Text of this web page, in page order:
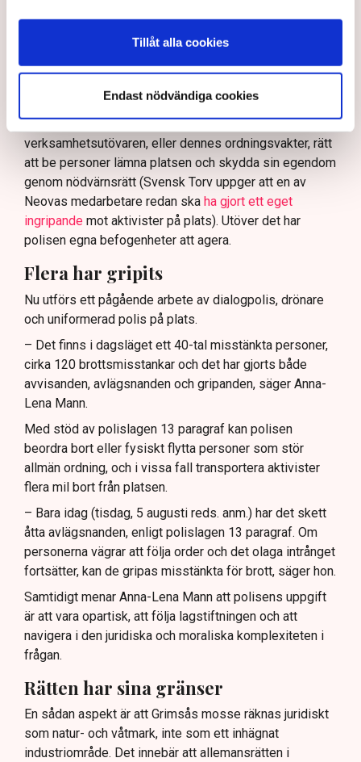
Tillåt alla cookies
Endast nödvändiga cookies
ha en tydligare skyldighet att skydda privat egendom
Nu svarar polisen på kritiken.
Enligt Anna-Lena Mann, polisinspektör vid
kommunikationsavdelningen i region Väst, har
verksamhetsutövaren, eller dennes ordningsvakter, rätt
att be personer lämna platsen och skydda sin egendom
genom nödvärnsrätt (Svensk Torv uppger att en av
Neovas medarbetare redan ska ha gjort ett eget
ingripande mot aktivister på plats). Utöver det har
polisen egna befogenheter att agera.
Flera har gripits
Nu utförs ett pågående arbete av dialogpolis, drönare
och uniformerad polis på plats.
– Det finns i dagsläget ett 40-tal misstänkta personer,
cirka 120 brottsmisstankar och det har gjorts både
avvisanden, avlägsnanden och gripanden, säger Anna-
Lena Mann.
Med stöd av polislagen 13 paragraf kan polisen
beordra bort eller fysiskt flytta personer som stör
allmän ordning, och i vissa fall transportera aktivister
flera mil bort från platsen.
– Bara idag (tisdag, 5 augusti reds. anm.) har det skett
åtta avlägsnanden, enligt polislagen 13 paragraf. Om
personerna vägrar att följa order och det olaga intrånget
fortsätter, kan de gripas misstänkta för brott, säger hon.
Samtidigt menar Anna-Lena Mann att polisens uppgift
är att vara opartisk, att följa lagstiftningen och att
navigera i den juridiska och moraliska komplexiteten i
frågan.
Rätten har sina gränser
En sådan aspekt är att Grimsås mosse räknas juridiskt
som natur- och våtmark, inte som ett inhägnat
industriområde. Det innebär att allemansrätten i